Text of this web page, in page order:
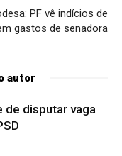
PF vê indícios de
gastos de senadora
autor
disputar vaga